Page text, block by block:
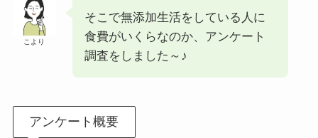
こより
そこで無添加生活をしている人に
食費がいくらなのか、アンケート
調査をしました～♪
アンケート概要